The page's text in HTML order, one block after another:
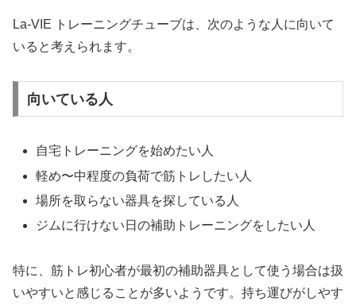
La-VIE トレーニングチューブは、次のような人に向いて
いると考えられます。
向いている人
自宅トレーニングを始めたい人
軽め〜中程度の負荷で筋トレしたい人
場所を取らない器具を探している人
ジムに行けない日の補助トレーニングをしたい人
特に、筋トレ初心者が最初の補助器具として使う場合は扱
いやすいと感じることが多いようです。持ち運びがしやす